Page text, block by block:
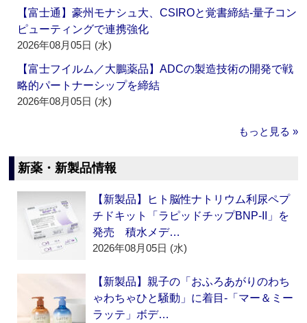
【富士通】豪州モナシュ大、CSIROと覚書締結‐量子コン
ピューティングで連携強化
2026年08月05日 (水)
【富士フイルム／大鵬薬品】ADCの製造技術の開発で戦
略的パートナーシップを締結
2026年08月05日 (水)
もっと見る »
新薬・新製品情報
【新製品】ヒト脳性ナトリウム利尿ペプ
チドキット「ラピッドチップBNP-II」を
発売 積水メデ…
2026年08月05日 (水)
【新製品】親子の「おふろあがりのわち
ゃわちゃひと騒動」に着目‐「マー＆ミー
ラッテ」ボデ…